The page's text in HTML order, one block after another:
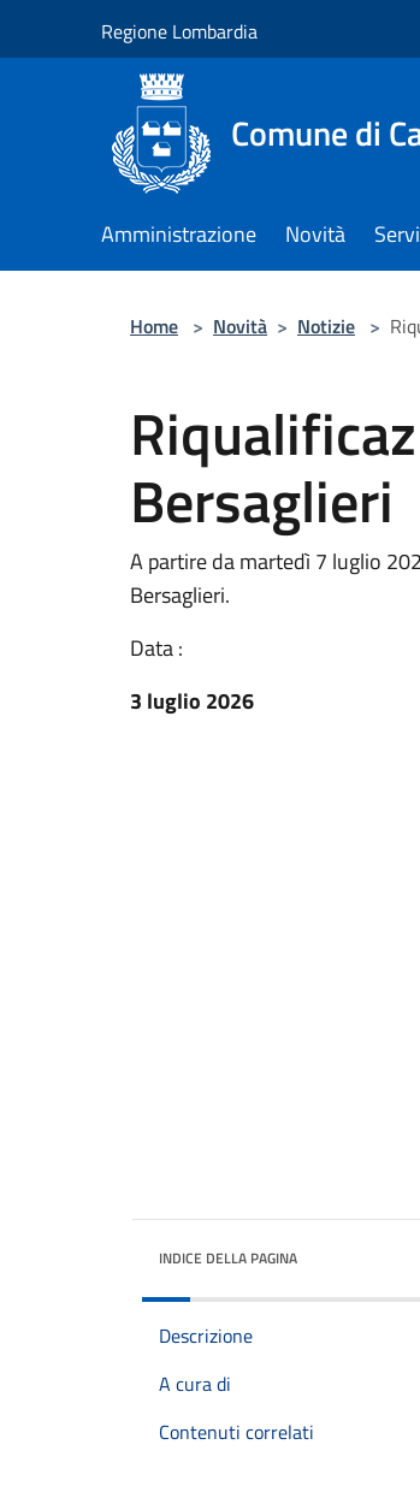
Regione Lombardia
Comune di
Amministrazione Novità
Home > Novità > Notizie >
Bersaglieri
A partire da martedì 7 luglio
Bersaglieri.
Data :
3 luglio 2026
INDICE DELLA PAGINA
Descrizione
A cura di
Contenuti correlati